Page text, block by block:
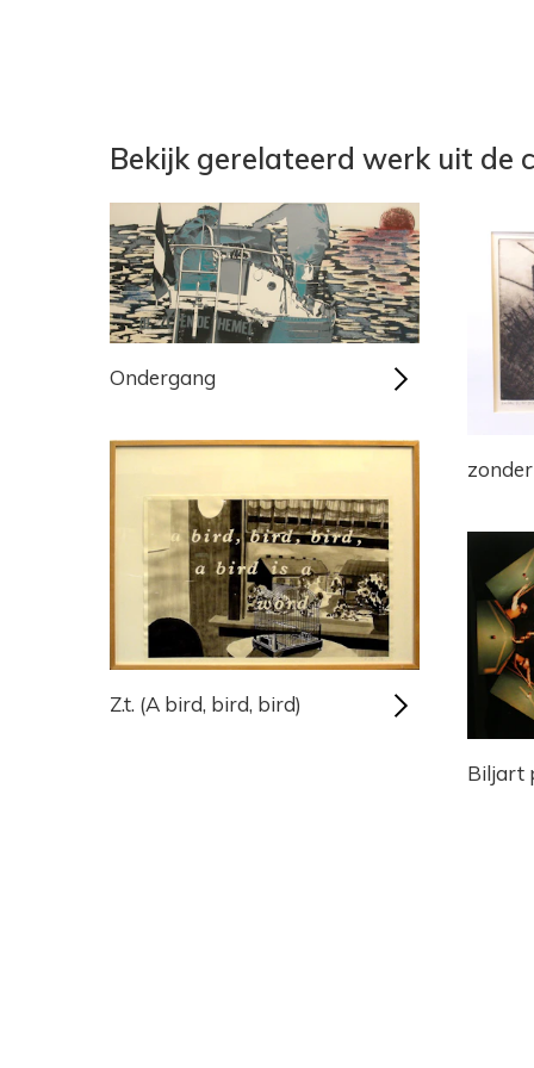
Bekijk gerelateerd werk uit de
Ondergang
Z.t. (A bird, bird, bird)
Biljart